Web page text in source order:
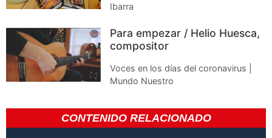
Ibarra
Para empezar / Helio Huesca,
compositor
Voces en los días del coronavirus |
Mundo Nuestro
CONTENIDO RELACIONADO